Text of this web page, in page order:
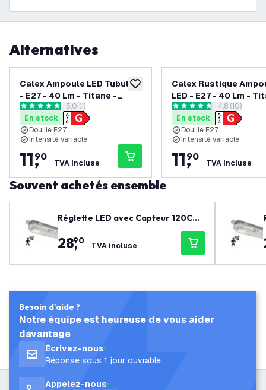
Alternatives
ajouter à la liste de souhaits
Calex Ampoule LED Tubular
- E27 - 40 Lm - Titane -
Lampe Vintageouvrir le tiroir des avis
5 étoiles de notation
5.0 (1)
En stock
Douille E27
Intensité variable
11,
90
TVA incluse
Calex Rustique
LED - E27 - 40 Lm -
Lampe Vintage
ouvrir le
4.8 étoiles de notation
4.8 (10)
En stock
Douille E27
Intensité variable
11,
90
TVA incluse
Souvent achetés ensemble
Réglette LED avec Capteur 120CM
-12W - 6500K - IP65 - avec tube flu
orescent LED
28,
90 TVA incluse
Besoin d'aide ?
Notre équipe est heureuse de vous aider
davantage
Écrivez-nous
Réponse sous 1 jour ouvrable
Appelez-nous